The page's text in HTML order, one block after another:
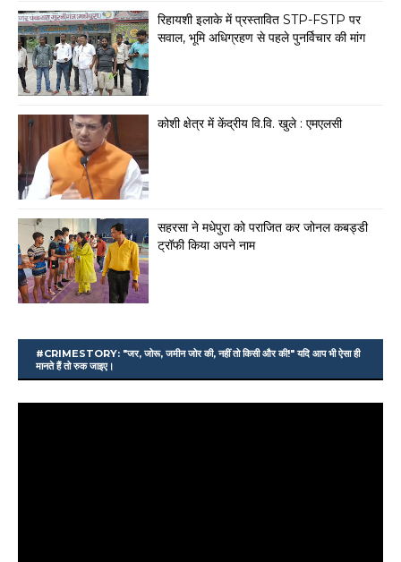
रिहायशी इलाके में प्रस्तावित STP-FSTP पर
सवाल, भूमि अधिग्रहण से पहले पुनर्विचार की मांग
कोशी क्षेत्र में केंद्रीय वि.वि. खुले : एमएलसी
सहरसा ने मधेपुरा को पराजित कर जोनल कबड्डी
ट्रॉफी किया अपने नाम
#CRIMESTORY: "जर, जोरू, जमीन जोर की, नहीं तो किसी और की!" यदि आप भी ऐसा ही
मानते हैं तो रुक जाइए।